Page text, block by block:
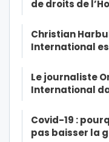
de droits de
Christian
International
Le journaliste
International
Covid-19 :
pas baisser la